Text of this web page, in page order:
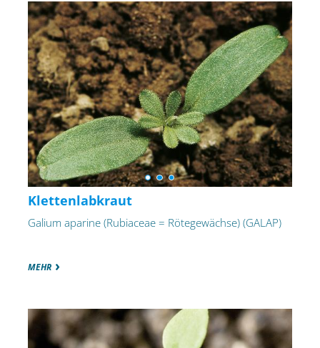
Klettenlabkraut
Galium aparine (Rubiaceae = Rötegewächse) (GALAP)
MEHR